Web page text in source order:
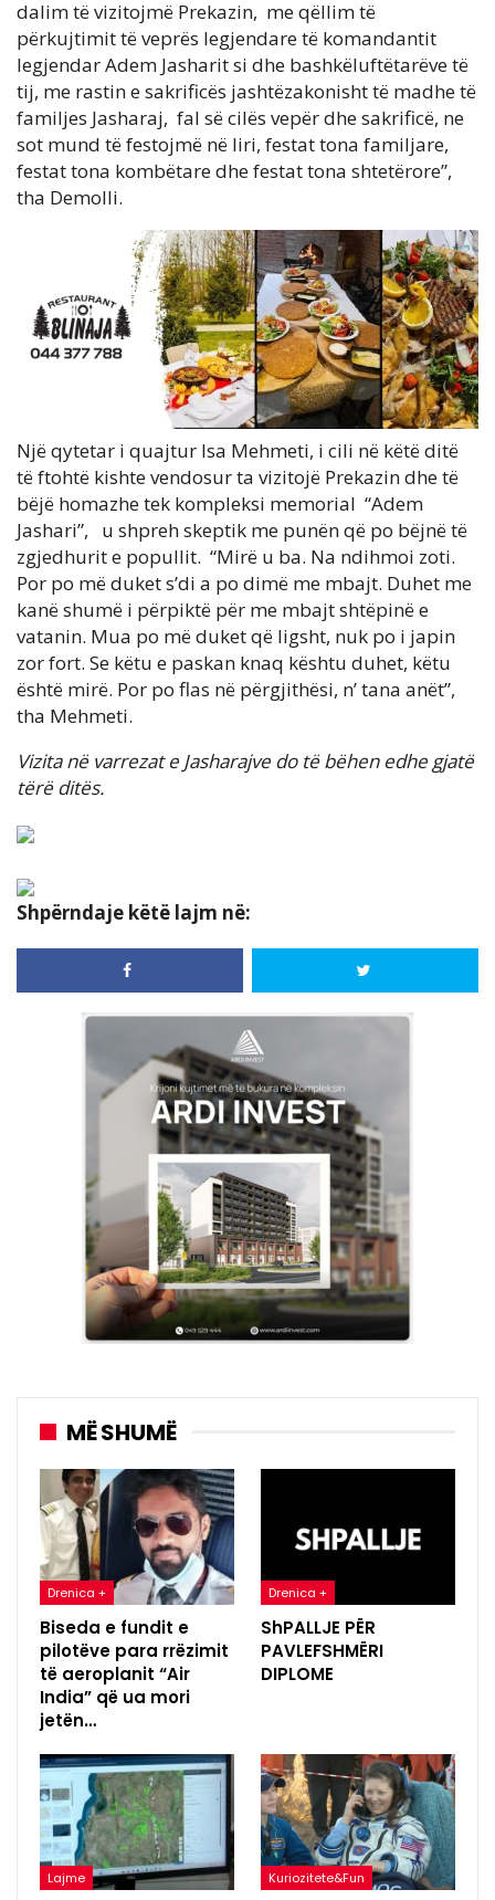
dalim të vizitojmë Prekazin, me qëllim të
përkujtimit të veprës legjendare të komandantit
legjendar Adem Jasharit si dhe bashkëluftëtarëve të
tij, me rastin e sakrificës jashtëzakonisht të madhe të
familjes Jasharaj, fal së cilës vepër dhe sakrificë, ne
sot mund të festojmë në liri, festat tona familjare,
festat tona kombëtare dhe festat tona shtetërore”,
tha Demolli.
Një qytetar i quajtur Isa Mehmeti, i cili në këtë ditë
të ftohtë kishte vendosur ta vizitojë Prekazin dhe të
bëjë homazhe tek kompleksi memorial “Adem
Jashari”, u shpreh skeptik me punën që po bëjnë të
zgjedhurit e popullit. “Mirë u ba. Na ndihmoi zoti.
Por po më duket s’di a po dimë me mbajt. Duhet me
kanë shumë i përpiktë për me mbajt shtëpinë e
vatanin. Mua po më duket që ligsht, nuk po i japin
zor fort. Se këtu e paskan knaq kështu duhet, këtu
është mirë. Por po flas në përgjithësi, n’ tana anët”,
tha Mehmeti.
Vizita në varrezat e Jasharajve do të bëhen edhe gjatë
tërë ditës.
Shpërndaje këtë lajm në:
MË SHUMË
Drenica +
Biseda e fundit e
pilotëve para rrëzimit
të aeroplanit “Air
India” që ua mori
jetën…
Drenica +
ShPALLJE PËR
PAVLEFSHMËRI
DIPLOME
Lajme Kuriozitete&Fun